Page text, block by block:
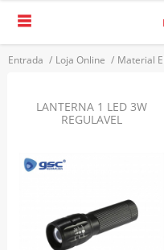
Entrada / Loja Online / Material
LANTERNA 1 LED 3W
REGULAVEL